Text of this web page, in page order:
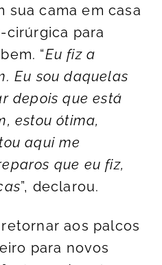
sua cama em casa
cirúrgica para
“Eu fiz a
Eu sou daquelas
depois que está
estou ótima,
aqui me
que eu fiz,
”, declarou.
aos palcos
para novos